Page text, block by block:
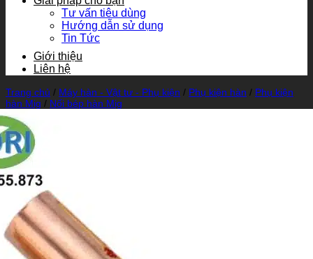
Tư vấn tiêu dùng
Hướng dẫn sử dụng
Tin Tức
Giới thiệu
Liên hệ
Trang chủ / Máy hàn - Vật tư - Phụ kiện / Phụ kiện hàn / Phụ kiện
hàn Mig / Nối bép hàn Mig